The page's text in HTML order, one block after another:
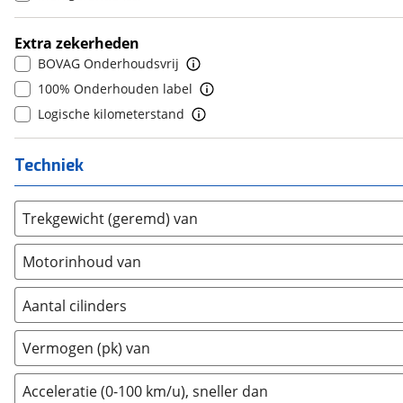
DFSK (20)
Dodge (110)
Dongfeng (92)
Donkervoort (1)
DS (494)
Etalian
Farizon (3)
Ferrari (15 )
Fiat (2471)
Ford
Ford USA
Geely (120)
Genesis (17)
GMC (4)
Goupil (2 )
9 )
Extra zekerheden
BOVAG Onderhoudsvrij
100% Onderhouden label
Logische kilometerstand
Techniek
Trekgewicht (geremd) van
Motorinhoud van
Aantal cilinders
2 (0)
3 287
Vermogen (pk) van
Acceleratie (0-100 km/u), sneller dan